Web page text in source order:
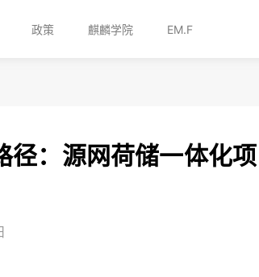
政策 麒麟学院 EM.F
径：源网荷储一体化